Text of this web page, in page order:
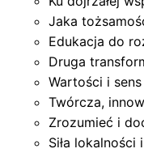
Jaka
Edukacja do
Druga
Wartości i
Twórcza,
Zrozumieć i
Siła lokalności